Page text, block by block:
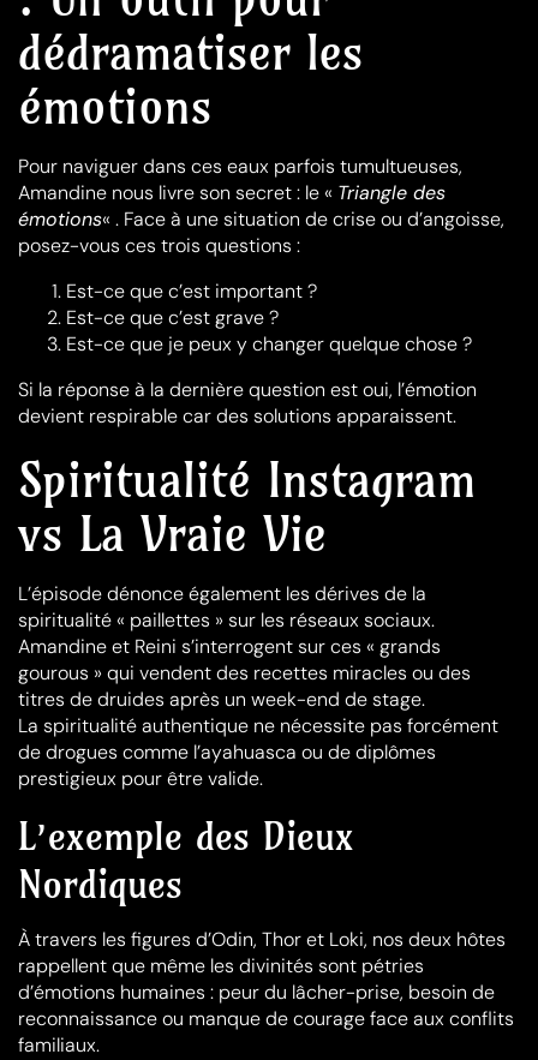
dédramatiser les
émotions
Pour naviguer dans ces eaux parfois tumultueuses,
Amandine nous livre son secret : le « Triangle des
émotions« . Face à une situation de crise ou d’angoisse,
posez-vous ces trois questions :
Est-ce que c’est important ?
Est-ce que c’est grave ?
Est-ce que je peux y changer quelque chose ?
Si la réponse à la dernière question est oui, l’émotion
devient respirable car des solutions apparaissent.
Spiritualité Instagram
vs La Vraie Vie
L’épisode dénonce également les dérives de la
spiritualité « paillettes » sur les réseaux sociaux.
Amandine et Reini s’interrogent sur ces « grands
gourous » qui vendent des recettes miracles ou des
titres de druides après un week-end de stage.
La spiritualité authentique ne nécessite pas forcément
de drogues comme l’ayahuasca ou de diplômes
prestigieux pour être valide.
L’exemple des Dieux
Nordiques
À travers les figures d’Odin, Thor et Loki, nos deux hôtes
rappellent que même les divinités sont pétries
d’émotions humaines : peur du lâcher-prise, besoin de
reconnaissance ou manque de courage face aux conflits
familiaux.